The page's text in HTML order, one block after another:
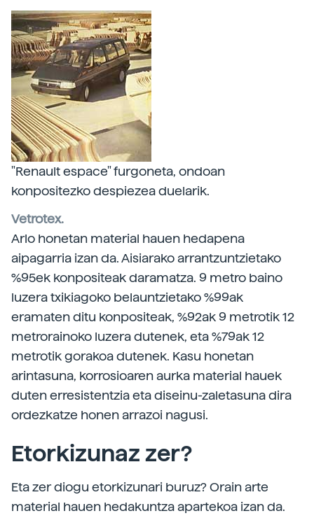
"Renault espace" furgoneta, ondoan
konpositezko despiezea duelarik.
Vetrotex.
Arlo honetan material hauen hedapena
aipagarria izan da. Aisiarako arrantzuntzietako
%95ek konpositeak daramatza. 9 metro baino
luzera txikiagoko belauntzietako %99ak
eramaten ditu konpositeak, %92ak 9 metrotik 12
metrorainoko luzera dutenek, eta %79ak 12
metrotik gorakoa dutenek. Kasu honetan
arintasuna, korrosioaren aurka material hauek
duten erresistentzia eta diseinu-zaletasuna dira
ordezkatze honen arrazoi nagusi.
Etorkizunaz zer?
Eta zer diogu etorkizunari buruz? Orain arte
material hauen hedakuntza apartekoa izan da.